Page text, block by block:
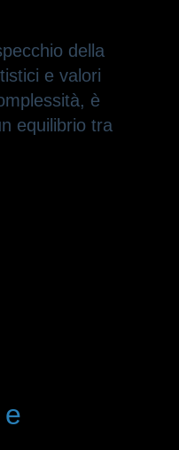
della
e valori
è
equilibrio tra